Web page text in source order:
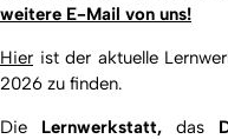
weitere E-Mail von uns!
Hier ist der aktuelle
2026 zu finden.
Die Lernwerkstatt, das